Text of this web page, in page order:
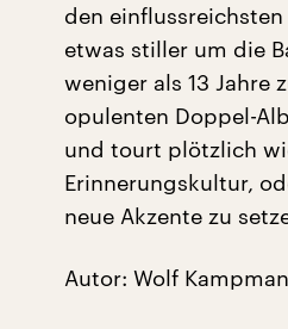
den
etwas stiller um die
weniger als 13 Jahre
opulenten Doppel-
und tourt plötzlich
Erinnerungskultur,
neue Akzente zu
Autor: Wolf